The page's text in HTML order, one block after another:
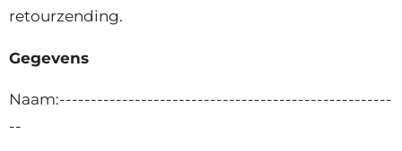
retourzending.
Gegevens
Naam:-----------------------------------------------------
--